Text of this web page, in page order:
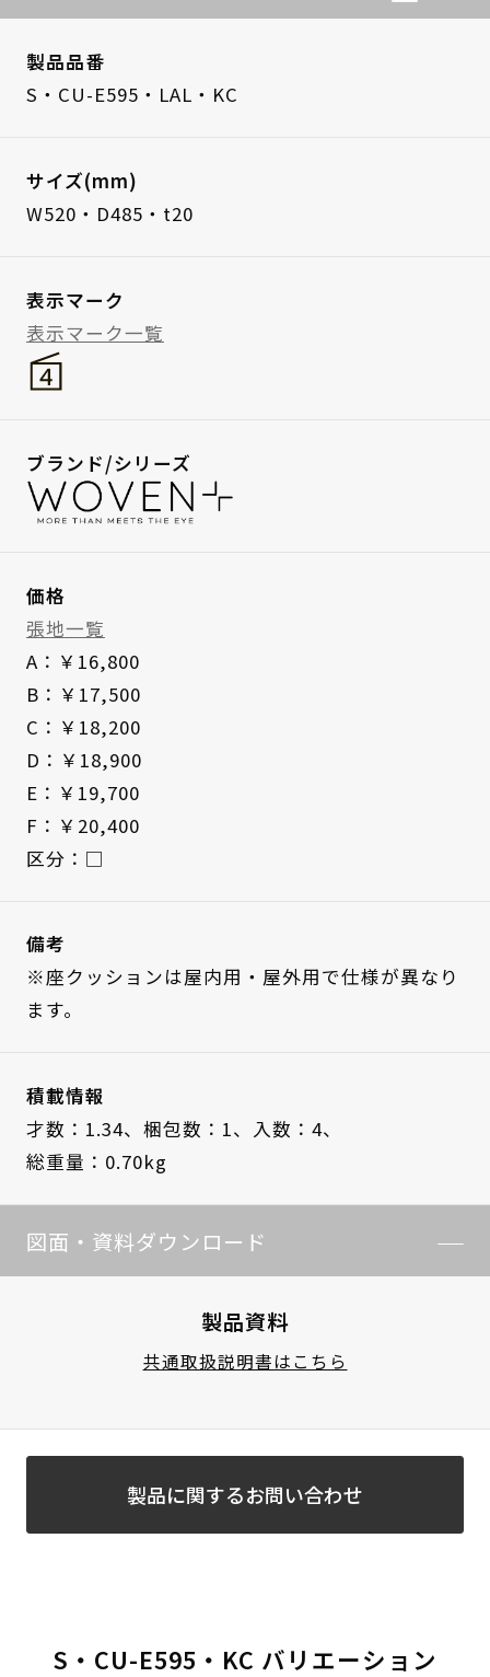
製品品番
S・CU-E595・LAL・KC
サイズ(mm)
W520・D485・t20
表示マーク
表示マーク一覧
ブランド/シリーズ
価格
張地一覧
A：￥16,800
B：￥17,500
C：￥18,200
D：￥18,900
E：￥19,700
F：￥20,400
区分：□
備考
※座クッションは屋内用・屋外用で仕様が異なり
ます。
積載情報
才数：1.34、 梱包数：1、 入数：4、
総重量：0.70kg
図面・資料ダウンロード
製品資料
共通取扱説明書はこちら
製品に関するお問い合わせ
S・CU-E595・KC バリエーション